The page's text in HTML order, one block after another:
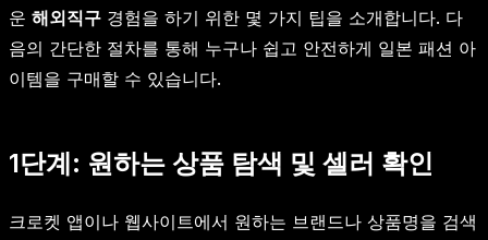
운 해외직구 경험을 하기 위한 몇 가지 팁을 소개합니다. 다
음의 간단한 절차를 통해 누구나 쉽고 안전하게 일본 패션 아
이템을 구매할 수 있습니다.
1단계: 원하는 상품 탐색 및 셀러 확인
크로켓 앱이나 웹사이트에서 원하는 브랜드나 상품명을 검색